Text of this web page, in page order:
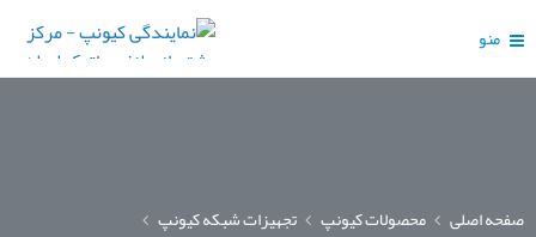
منو
صفحه اصلی محصولات کیونپ
تجهیزات شبکه کیونپ